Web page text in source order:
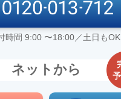
時間 9:00 〜18:00／土日もOK
ネットから